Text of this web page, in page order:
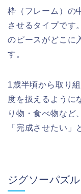
枠（フレーム）の
させるタイプです
のピースがどこに
す。
1歳半頃から取り
度を扱えるように
り物・食べ物など
「完成させたい」
ジグソーパズル